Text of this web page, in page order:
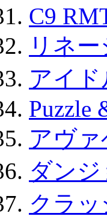
C9
リネ
アイ
Puzzle
アヴ
ダン
クラ